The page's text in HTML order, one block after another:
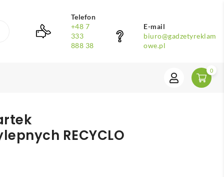
Telefon
+48 7
333
888 38
E-mail
biuro@gadzetyreklam
owe.pl
0
RECYCLO